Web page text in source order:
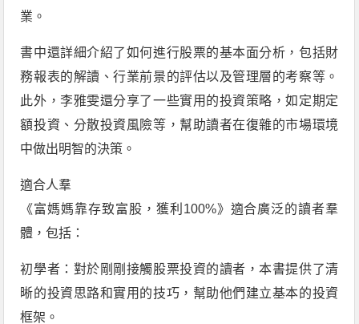
業。
書中還詳細介紹了如何進行股票的基本面分析，包括財
務報表的解讀、行業前景的評估以及管理層的考察等。
此外，李雅雯還分享了一些實用的投資策略，如定期定
額投資、分散投資風險等，幫助讀者在復雜的市場環境
中做出明智的決策。
適合人羣
《富媽媽靠存致富股，獲利100%》適合廣泛的讀者羣
體，包括：
初學者：對於剛剛接觸股票投資的讀者，本書提供了清
晰的投資思路和實用的技巧，幫助他們建立基本的投資
框架。